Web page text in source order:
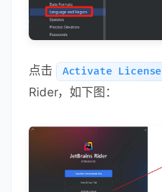
点击 Activate License
Rider，如下图：